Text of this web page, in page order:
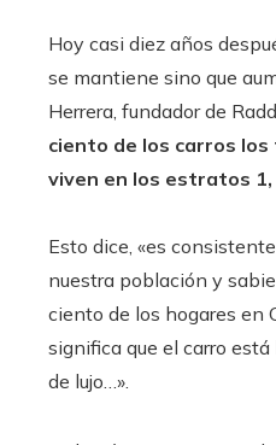
Hoy casi diez años
se mantiene sino que
Herrera, fundador de
ciento de los carros
viven en los estratos 1,
Esto dice, «es
nuestra población y
ciento de los hogares en
significa que el carro
de lujo…».